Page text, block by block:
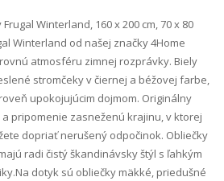
Winterland, 160 x 200 cm, 70 x 80
Winterland od našej značky 4Home
atmosféru zimnej rozprávky. Biely
stromčeky v čiernej a béžovej farbe,
upokojujúcim dojmom. Originálny
pripomenie zasneženú krajinu, v ktorej
dopriať nerušený odpočinok. Obliečky
radi čistý škandinávsky štýl s ľahkým
dotyk sú obliečky mäkké, priedušné